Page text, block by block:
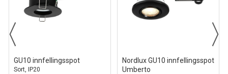
GU10 innfellingsspot
Sort, IP20
Nordlux GU10 innfellingsspot
Umberto